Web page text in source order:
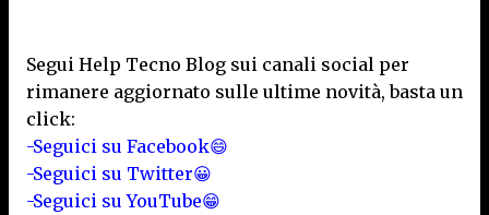
Segui Help Tecno Blog sui canali social per
rimanere aggiornato sulle ultime novità, basta un
click:
-Seguici su Facebook😄
-Seguici su Twitter😀
-Seguici su YouTube😁